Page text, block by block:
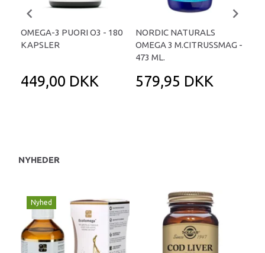
OMEGA-3 PUORI O3 - 180
KAPSLER
449,00 DKK
NORDIC NATURALS
OMEGA 3 M.CITRUSSMAG -
473 ML.
579,95 DKK
NYHEDER
Nyhed